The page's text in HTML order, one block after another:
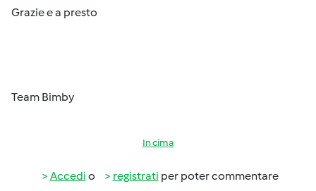
Grazie e a presto
Team Bimby
In cima
Accedi o registrati per poter commentare